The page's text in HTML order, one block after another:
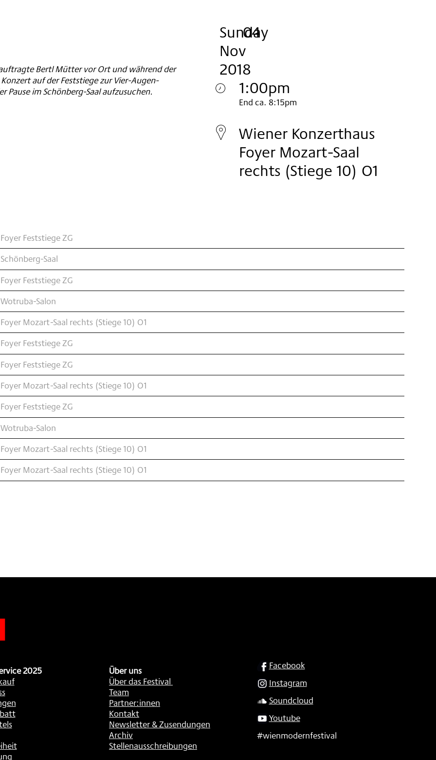
Sunday
, 04
.
Nov
2018
.
1:00pm
Sunday
04.
Nov
2018
End ca. 8:15pm
Wiener Konzerthaus
Foyer Mozart-Saal
rechts (Stiege 10) O1
Bertl Mütter vor Ort und während der
auf der Feststiege zur Vier-Augen-
im Schönberg-Saal aufzusuchen.
Feststiege ZG
Saal
Feststiege ZG
Salon
Mozart-Saal rechts (Stiege 10) O1
Feststiege ZG
Feststiege ZG
Mozart-Saal rechts (Stiege 10) O1
Feststiege ZG
Salon
Mozart-Saal rechts (Stiege 10) O1
Mozart-Saal rechts (Stiege 10) O1
2025
Über uns
Über das Festival
Team
Partner:innen
Kontakt
Newsletter & Zusendungen
Archiv
Stellenausschreibungen
SOCIAL
Facebook
Instagram
Soundcloud
Youtube
#wienmodernfestival